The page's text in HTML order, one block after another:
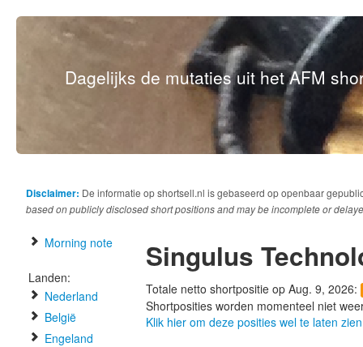
Dagelijks de mutaties uit het AFM
Disclaimer: De informatie op shortsell.nl is gebaseerd op openbaar
based on publicly disclosed short positions and may be incomplete or
Morning note
Landen:
Nederland
België
Engeland
Singulus
Totale netto shortpositie op Aug. 9, 2026:
Shortposities worden momenteel niet
Klik hier om deze posities wel te laten zien